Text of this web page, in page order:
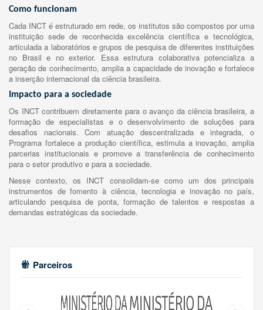
Como funcionam
Cada INCT é estruturado em rede, os institutos são compostos por uma
instituição sede de reconhecida excelência científica e tecnológica,
articulada a laboratórios e grupos de pesquisa de diferentes instituições
no Brasil e no exterior. Essa estrutura colaborativa potencializa a
geração de conhecimento, amplia a capacidade de inovação e fortalece
a inserção internacional da ciência brasileira.
Impacto para a sociedade
Os INCT contribuem diretamente para o avanço da ciência brasileira, a
formação de especialistas e o desenvolvimento de soluções para
desafios nacionais. Com atuação descentralizada e integrada, o
Programa fortalece a produção científica, estimula a inovação, amplia
parcerias institucionais e promove a transferência de conhecimento
para o setor produtivo e para a sociedade.
Nesse contexto, os INCT consolidam-se como um dos principais
instrumentos de fomento à ciência, tecnologia e inovação no país,
articulando pesquisa de ponta, formação de talentos e respostas a
demandas estratégicas da sociedade.
Parceiros